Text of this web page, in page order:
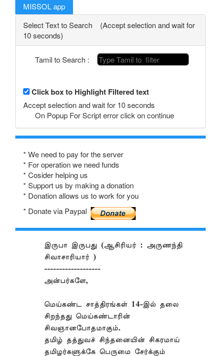
MISSOL app
Select Text to Search (Accept selection and wait for
10 seconds)
Tamil to Search :
Click box to Highlight Filtered text
Accept selection and wait for 10 seconds
On Popup For Script error click on continue
* We need to pay for the server
* For operation we need funds
* Cosider helping us
* Support us by making a donation
* Donation allows us to work for you
* Donate via Paypal
இருபா இருபது (ஆசிரியர் : அருணந்தி
சிவாசாரியார் )
-------------------
அன்பர்களே,
மெய்கண்ட சாத்திரங்கள் 14-இல் தலை
சிறந்தது மெய்கண்டாரின்
சிவஞானபோதமாகும்.
தமிழ் தத்துவச் சிந்தனையின் சிகரமாய்
தமிழர்களுக்கே பெருமை சேர்க்கும்